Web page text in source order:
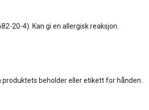
20-4). Kan gi en allergisk reaksjon.
beholder eller etikett for hånden.